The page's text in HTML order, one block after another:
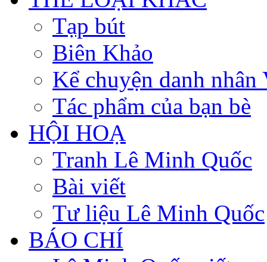
Tạp bút
Biên Khảo
Kể chuyện danh nhân
Tác phẩm của bạn bè
HỘI HOẠ
Tranh Lê Minh Quốc
Bài viết
Tư liệu Lê Minh Quốc
BÁO CHÍ